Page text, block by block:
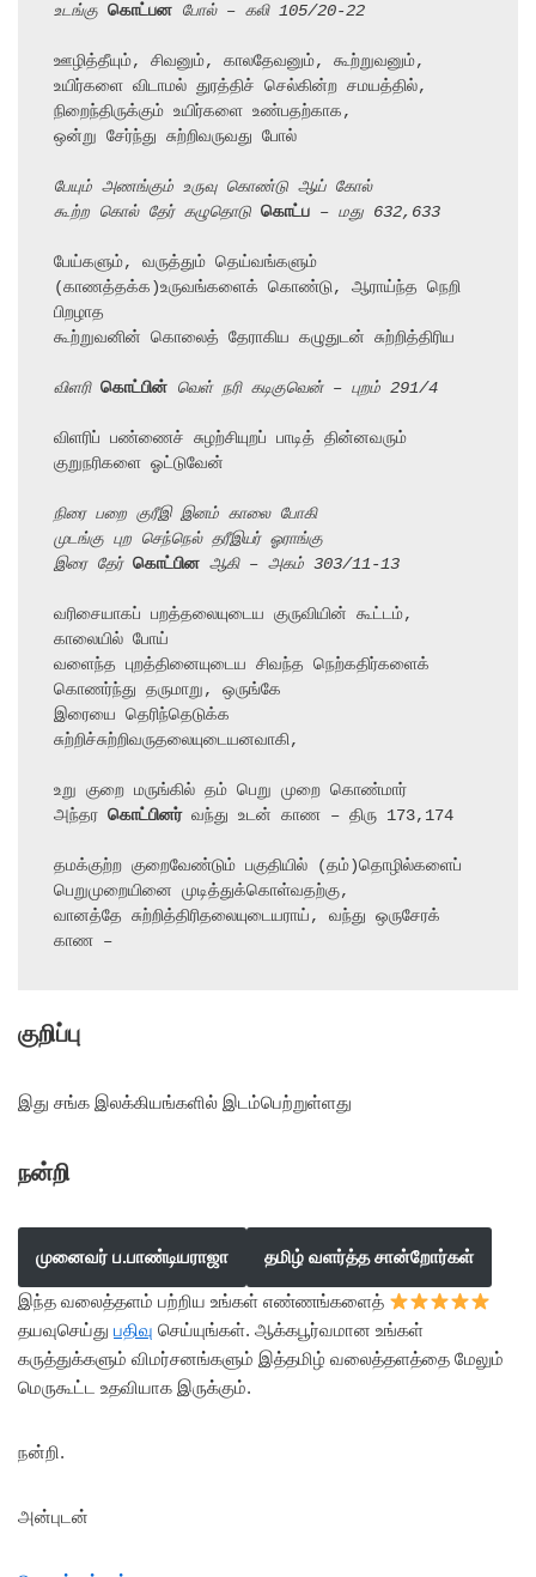
உடங்கு கொட்பன போல் – கலி 105/20-22
ஊழித்தீயும், சிவனும், காலதேவனும், கூற்றுவனும்,
உயிர்களை விடாமல் துரத்திச் செல்கின்ற சமயத்தில்,
நிறைந்திருக்கும் உயிர்களை உண்பதற்காக,
ஒன்று சேர்ந்து சுற்றிவருவது போல்
பேயும் அணங்கும் உருவு கொண்டு ஆய் கோல்
கூற்ற கொல் தேர் கழுதொடு கொட்ப – மது 632,633
பேய்களும், வருத்தும் தெய்வங்களும்
(காணத்தக்க)உருவங்களைக் கொண்டு, ஆராய்ந்த நெறி
பிறழாத
கூற்றுவனின் கொலைத் தேராகிய கழுதுடன் சுற்றித்திரிய
விளரி கொட்பின் வெள் நரி கடிகுவென் – புறம் 291/4
விளரிப் பண்ணைச் சுழற்சியுறப் பாடித் தின்னவரும்
குறுநரிகளை ஓட்டுவேன்
நிரை பறை குரீஇ இனம் காலை போகி
முடங்கு புற செந்நெல் தரீஇயர் ஓராங்கு
இரை தேர் கொட்பின ஆகி – அகம் 303/11-13
வரிசையாகப் பறத்தலையுடைய குருவியின் கூட்டம்,
காலையில் போய்
வளைந்த புறத்தினையுடைய சிவந்த நெற்கதிர்களைக்
கொணர்ந்து தருமாறு, ஒருங்கே
இரையை தெரிந்தெடுக்க
சுற்றிச்சுற்றிவருதலையுடையனவாகி,
உறு குறை மருங்கில் தம் பெறு முறை கொண்மார்
அந்தர கொட்பினர் வந்து உடன் காண – திரு 173,174
தமக்குற்ற குறைவேண்டும் பகுதியில் (தம்)தொழில்களைப்
பெறுமுறையினை முடித்துக்கொள்வதற்கு,
வானத்தே சுற்றித்திரிதலையுடையராய், வந்து ஒருசேரக்
காண –
குறிப்பு
இது சங்க இலக்கியங்களில் இடம்பெற்றுள்ளது
நன்றி
முனைவர் ப.பாண்டியராஜா தமிழ் வளர்த்த சான்றோர்கள்
இந்த வலைத்தளம் பற்றிய உங்கள் எண்ணங்களைத்
தயவுசெய்து பதிவு செய்யுங்கள். ஆக்கபூர்வமான உங்கள்
கருத்துக்களும் விமர்சனங்களும் இத்தமிழ் வலைத்தளத்தை மேலும்
மெருகூட்ட உதவியாக இருக்கும்.
நன்றி.
அன்புடன்